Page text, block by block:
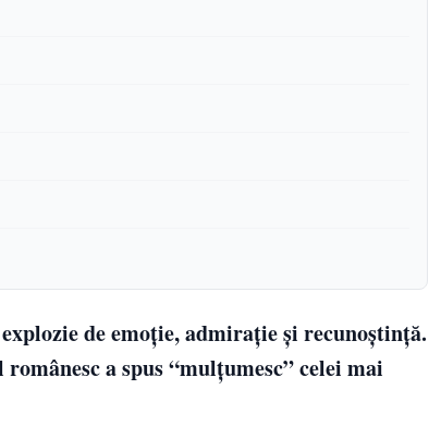
de emoție, admirație și recunoștință.
a spus “mulțumesc” celei mai